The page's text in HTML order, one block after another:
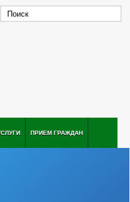
ПРИЕМ ГРАЖДАН